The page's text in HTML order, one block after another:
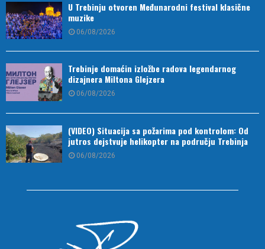
U Trebinju otvoren Međunarodni festival klasične
muzike
06/08/2026
Trebinje domaćin izložbe radova legendarnog
dizajnera Miltona Glejzera
06/08/2026
(VIDEO) Situacija sa požarima pod kontrolom: Od
jutros dejstvuje helikopter na području Trebinja
06/08/2026